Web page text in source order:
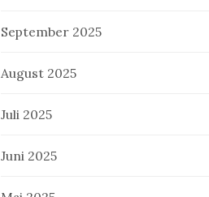
September 2025
August 2025
Juli 2025
Juni 2025